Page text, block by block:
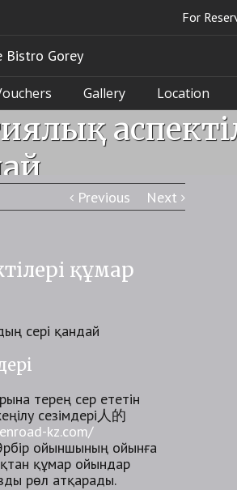
For
Gallery Location
Previous Next
құмар
әсері қандай
терең әсер ететін
сезімдері人的
kz.com/
ойыншының ойынға
құмар ойындар
рөл атқарады.